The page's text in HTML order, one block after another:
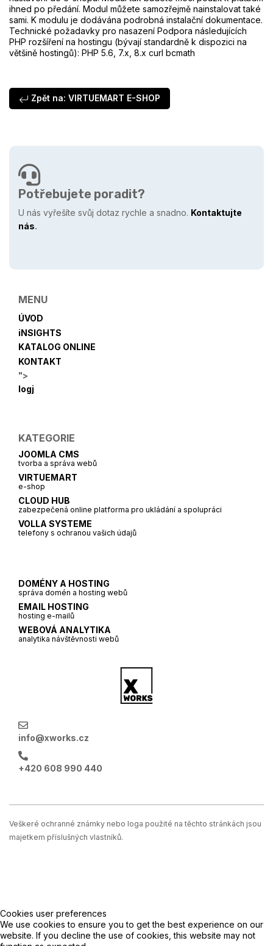
ihned po předání. Modul můžete samozřejmě nainstalovat také
sami. K modulu je dodávána podrobná instalační dokumentace.
Technické požadavky pro nasazení Podpora následujících
PHP rozšíření na hostingu (bývají standardně k dispozici na
většině hostingů): PHP 5.6, 7.x, 8.x curl bcmath
Zpět na: VIRTUEMART E-SHOP
Potřebujete poradit?
U nás vyřešíte svůj dotaz rychle a snadno. Kontaktujte
nás.
MENU
ÚVOD
iNSIGHTS
KATALOG ONLINE
KONTAKT
">
logj
KATEGORIE
JOOMLA CMS
tvorba a správa webů
VIRTUEMART
e-shop
CLOUD HUB
zabezpečená online platforma pro ukládání a spolupráci
VOLLA SYSTEME
telefony s ochranou vašich údajů
DOMÉNY A HOSTING
správa domén a hosting webů
EMAIL HOSTING
hosting e-mailů
WEBOVÁ ANALYTIKA
analytika návštěvnosti webů
info@xworks.cz
+420 608 990 440
Veškeré ochranné známky nebo loga použité na těchto stránkách jsou
majetkem příslušných vlastníků.
Cookies user preferences
We use cookies to ensure you to get the best experience on our
website. If you decline the use of cookies, this website may not